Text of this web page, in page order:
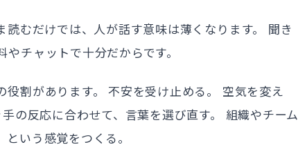
むだけでは、人が話す意味は薄くなります。 聞き
チャットで十分だからです。
割があります。 不安を受け止める。 空気を変え
の反応に合わせて、言葉を選び直す。 組織やチーム
いう感覚をつくる。